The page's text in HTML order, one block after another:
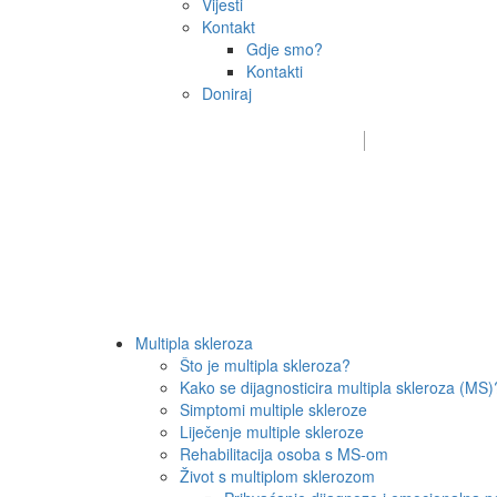
Vijesti
Kontakt
Gdje smo?
Kontakti
Doniraj
Multipla skleroza
Što je multipla skleroza?
Kako se dijagnosticira multipla skleroza
Simptomi multiple skleroze
Liječenje multiple skleroze
Rehabilitacija osoba s MS-om
Život s multiplom sklerozom